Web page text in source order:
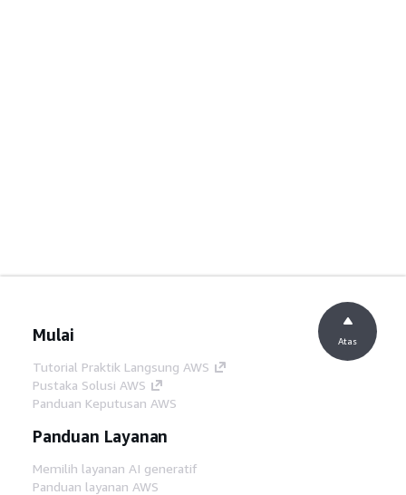
Mulai
Tutorial Praktik Langsung AWS
Pustaka Solusi AWS
Panduan Keputusan AWS
Panduan Layanan
Memilih layanan AI generatif
Panduan layanan AWS
Atas